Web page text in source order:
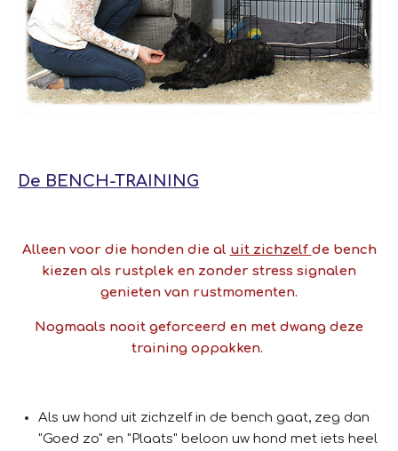
De BENCH-TRAINING
Alleen voor die honden die al uit zichzelf de bench
kiezen als rustplek en zonder stress signalen
genieten van rustmomenten.
Nogmaals nooit geforceerd en met dwang deze
training oppakken.
Als uw hond uit zichzelf in de bench gaat, zeg dan
"Goed zo" en "Plaats" beloon uw hond met iets heel